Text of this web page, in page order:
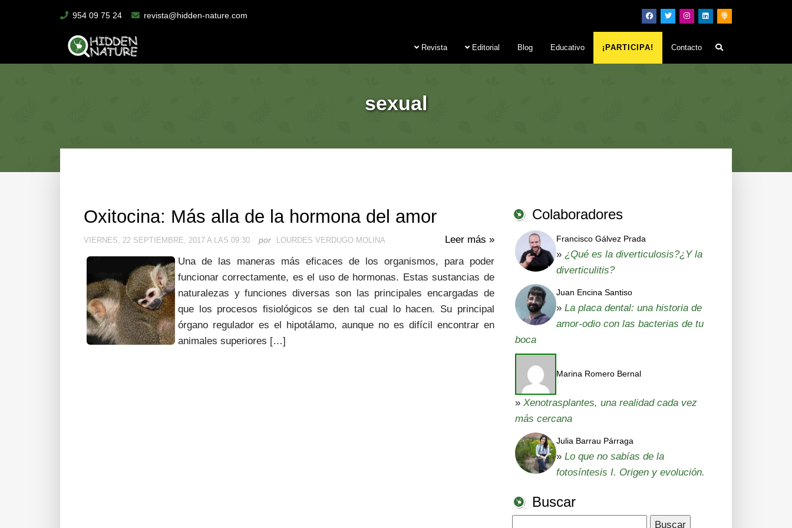
954 09 75 24 revista@hidden-nature.com
Revista Editorial Blog Educativo ¡PARTICIPA! Contacto
sexual
Oxitocina: Más alla de la hormona del amor
Leer más »
VIERNES, 22 SEPTIEMBRE, 2017 A LAS 09:30 por LOURDES VERDUGO MOLINA
Una de las maneras más eficaces de los organismos, para poder
funcionar correctamente, es el uso de hormonas. Estas sustancias de
naturalezas y funciones diversas son las principales encargadas de
que los procesos fisiológicos se den tal cual lo hacen. Su principal
órgano regulador es el hipotálamo, aunque no es difícil encontrar en
animales superiores […]
Colaboradores
Francisco Gálvez Prada
» ¿Qué es la diverticulosis?¿Y la
diverticulitis?
Juan Encina Santiso
» La placa dental: una historia de
amor-odio con las bacterias de tu
boca
Marina Romero Bernal
» Xenotrasplantes, una realidad cada vez
más cercana
Julia Barrau Párraga
» Lo que no sabías de la
fotosíntesis I. Origen y evolución.
Buscar